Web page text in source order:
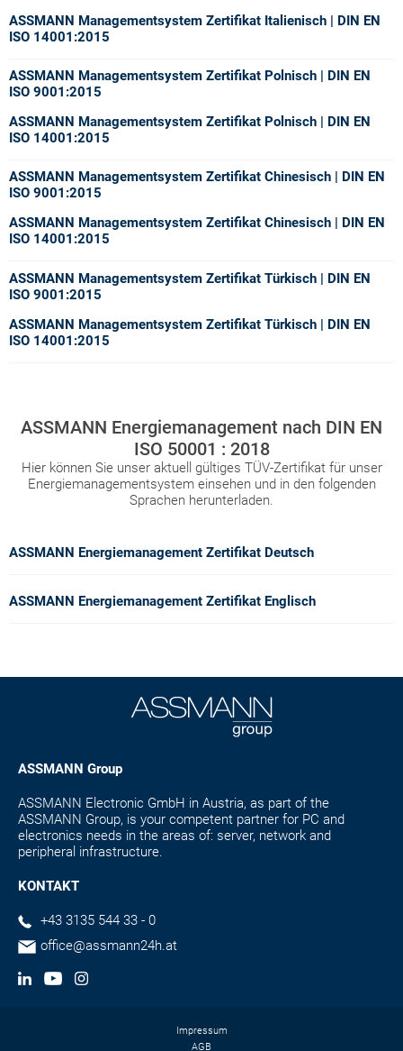
ASSMANN Managementsystem Zertifikat Italienisch | DIN EN
ISO 14001:2015
ASSMANN Managementsystem Zertifikat Polnisch | DIN EN
ISO 9001:2015
ASSMANN Managementsystem Zertifikat Polnisch | DIN EN
ISO 14001:2015
ASSMANN Managementsystem Zertifikat Chinesisch | DIN EN
ISO 9001:2015
ASSMANN Managementsystem Zertifikat Chinesisch | DIN EN
ISO 14001:2015
ASSMANN Managementsystem Zertifikat Türkisch | DIN EN
ISO 9001:2015
ASSMANN Managementsystem Zertifikat Türkisch | DIN EN
ISO 14001:2015
ASSMANN Energiemanagement nach DIN EN
ISO 50001 : 2018
Hier können Sie unser aktuell gültiges TÜV-Zertifikat für unser
Energiemanagementsystem einsehen und in den folgenden
Sprachen herunterladen.
ASSMANN Energiemanagement Zertifikat Deutsch
ASSMANN Energiemanagement Zertifikat Englisch
ASSMANN Group
ASSMANN Electronic GmbH in Austria, as part of the
ASSMANN Group, is your competent partner for PC and
electronics needs in the areas of: server, network and
peripheral infrastructure.
KONTAKT
+43 3135 544 33 - 0
office@assmann24h.at
Impressum
AGB